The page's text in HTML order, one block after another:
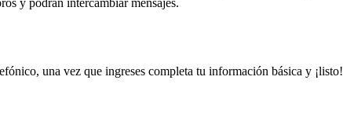
y podrán intercambiar mensajes.
una vez que ingreses completa tu información básica y ¡listo!